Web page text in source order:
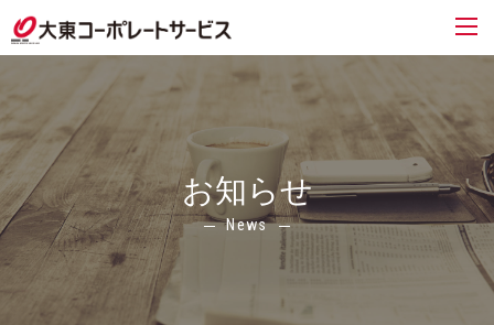
お知らせ
News